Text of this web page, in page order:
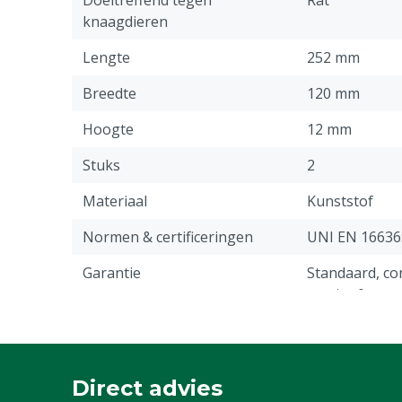
knaagdieren
Lengte
252 mm
Breedte
120 mm
Hoogte
12 mm
Stuks
2
Materiaal
Kunststof
Normen & certificeringen
UNI EN
Garantie
Standaard,
service &
Gewicht
Direct advies